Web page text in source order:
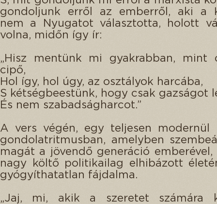
gondoljunk erről az emberről, aki a
nem a Nyugatot választotta, holott
volna, midőn így ír:
„Hisz mentünk mi gyakrabban, mint
cipő,
Hol így, hol úgy, az osztályok harcába,
S kétségbeestünk, hogy csak gazságot
És nem szabadságharcot.”
A vers végén, egy teljesen modernül
gondolatritmusban, amelyben
magát a jövendő generáció
nagy költő politikailag elhibázott
gyógyíthatatlan fájdalma.
„Jaj, mi, akik a szeretet számára